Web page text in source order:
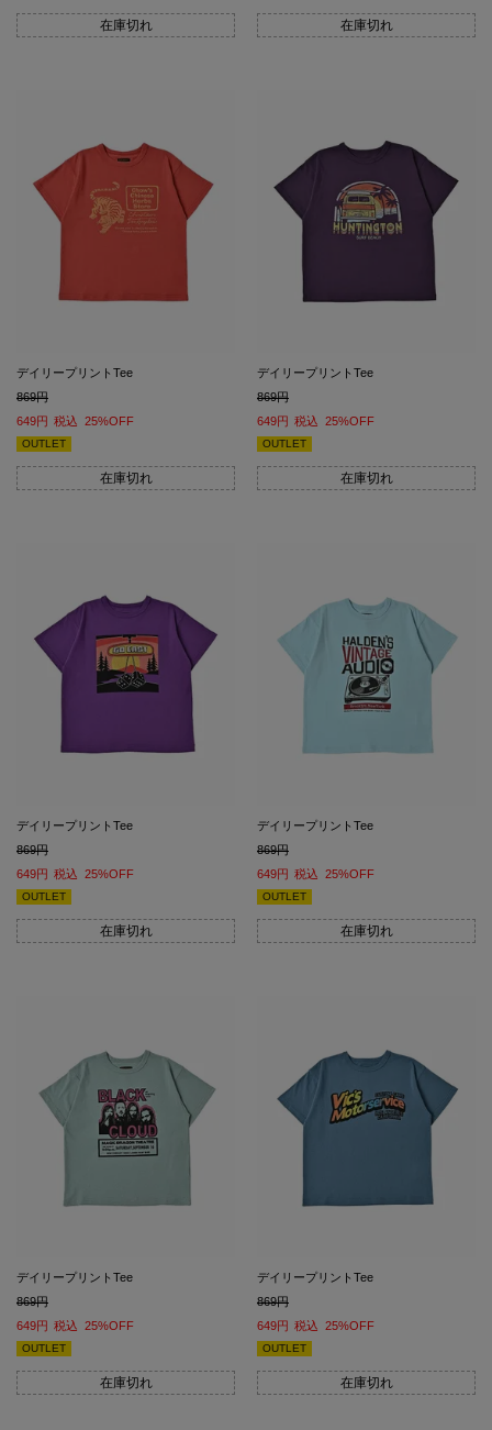
在庫切れ 在庫切れ
デイリープリントTee
869
649
税込 25%OFF
OUTLET
在庫切れ
デイリープリントTee
869
649
税込 25%OFF
OUTLET
在庫切れ
デイリープリントTee
869
649
税込 25%OFF
OUTLET
在庫切れ
デイリープリントTee
869
649
税込 25%OFF
OUTLET
在庫切れ
デイリープリントTee
869
649
税込 25%OFF
OUTLET
在庫切れ
デイリープリントTee
869
649
税込 25%OFF
OUTLET
在庫切れ